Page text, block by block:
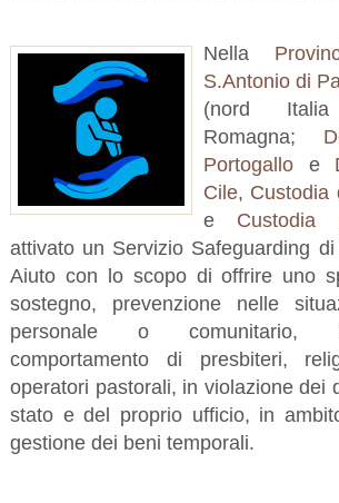
Nella
S.Antonio di
(nord
Romagna;
Portogalloe
Cile, Custodia
e Custodia
attivato un Servizio Safeguarding
Aiuto con lo scopo di offrire uno
sostegno, prevenzione nelle
personale o comunitario,
comportamento di presbiteri,
operatori pastorali, in violazione dei
stato e del proprio ufficio, in
gestione dei beni temporali.